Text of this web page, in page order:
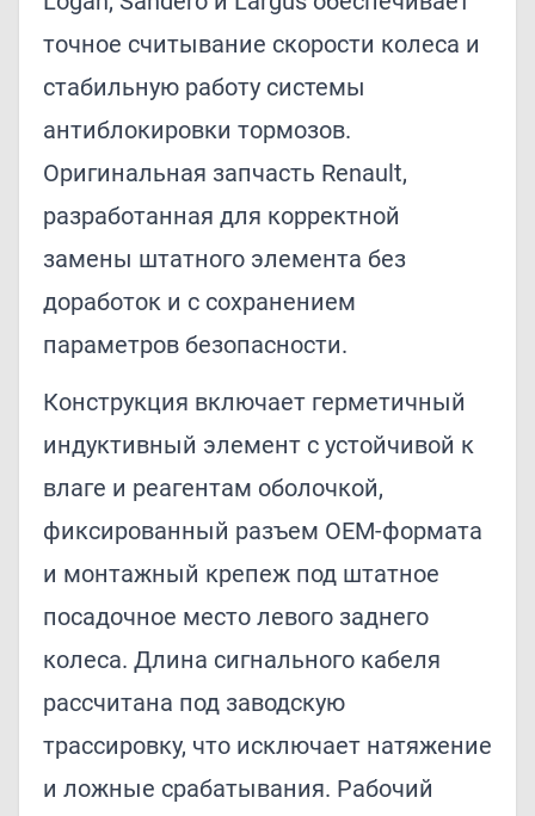
точное считывание скорости колеса и
стабильную работу системы
антиблокировки тормозов.
Оригинальная запчасть Renault,
разработанная для корректной
замены штатного элемента без
доработок и с сохранением
параметров безопасности.
Конструкция включает герметичный
индуктивный элемент с устойчивой к
влаге и реагентам оболочкой,
фиксированный разъем OEM-формата
и монтажный крепеж под штатное
посадочное место левого заднего
колеса. Длина сигнального кабеля
рассчитана под заводскую
трассировку, что исключает натяжение
и ложные срабатывания. Рабочий